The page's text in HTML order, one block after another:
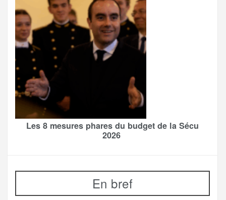
Les 8 mesures phares du budget de la Sécu
2026
En bref